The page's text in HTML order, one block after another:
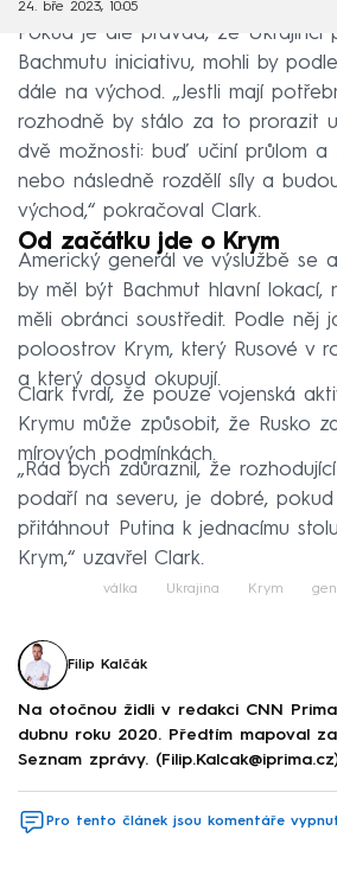
24. bře 2023, 10:05
Pokud je ale pravda, že Ukrajinci
Bachmutu iniciativu, mohli by
dále na východ. „Jestli mají
rozhodně by stálo za to prorazit
dvě možnosti: buď učiní průlom a
nebo následně rozdělí síly a
východ,“ pokračoval Clark.
Od začátku jde o Krym
Americký generál ve výslužbě se
by měl být Bachmut hlavní lokací,
měli obránci soustředit. Podle něj
poloostrov Krym, který Rusové v
a který dosud okupují.
Clark tvrdí, že pouze vojenská
Krymu může způsobit, že Rusko
mírových podmínkách.
„Rád bych zdůraznil, že
podaří na severu, je dobré,
přitáhnout Putina k jednacímu
Krym,“ uzavřel Clark.
válka Ukrajina Krym
Filip Kalčák
Na otočnou židli v redakci CNN
dubnu roku 2020. Předtím mapoval
Seznam zprávy.
Pro tento článek jsou komentáře